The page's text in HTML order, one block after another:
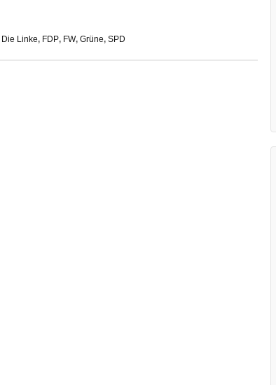
Die Linke, FDP, FW, Grüne, SPD